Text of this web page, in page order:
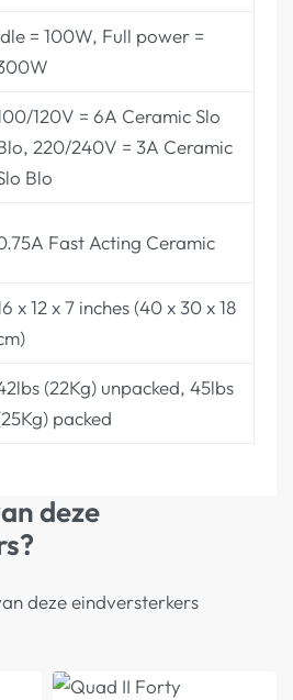
= 100W, Full power =
120V = 6A Ceramic Slo
220/240V = 3A Ceramic
Blo
Fast Acting Ceramic
x 12 x 7 inches (40 x 30 x 18
(22Kg) unpacked, 45lbs
packed
deze
deze eindversterkers